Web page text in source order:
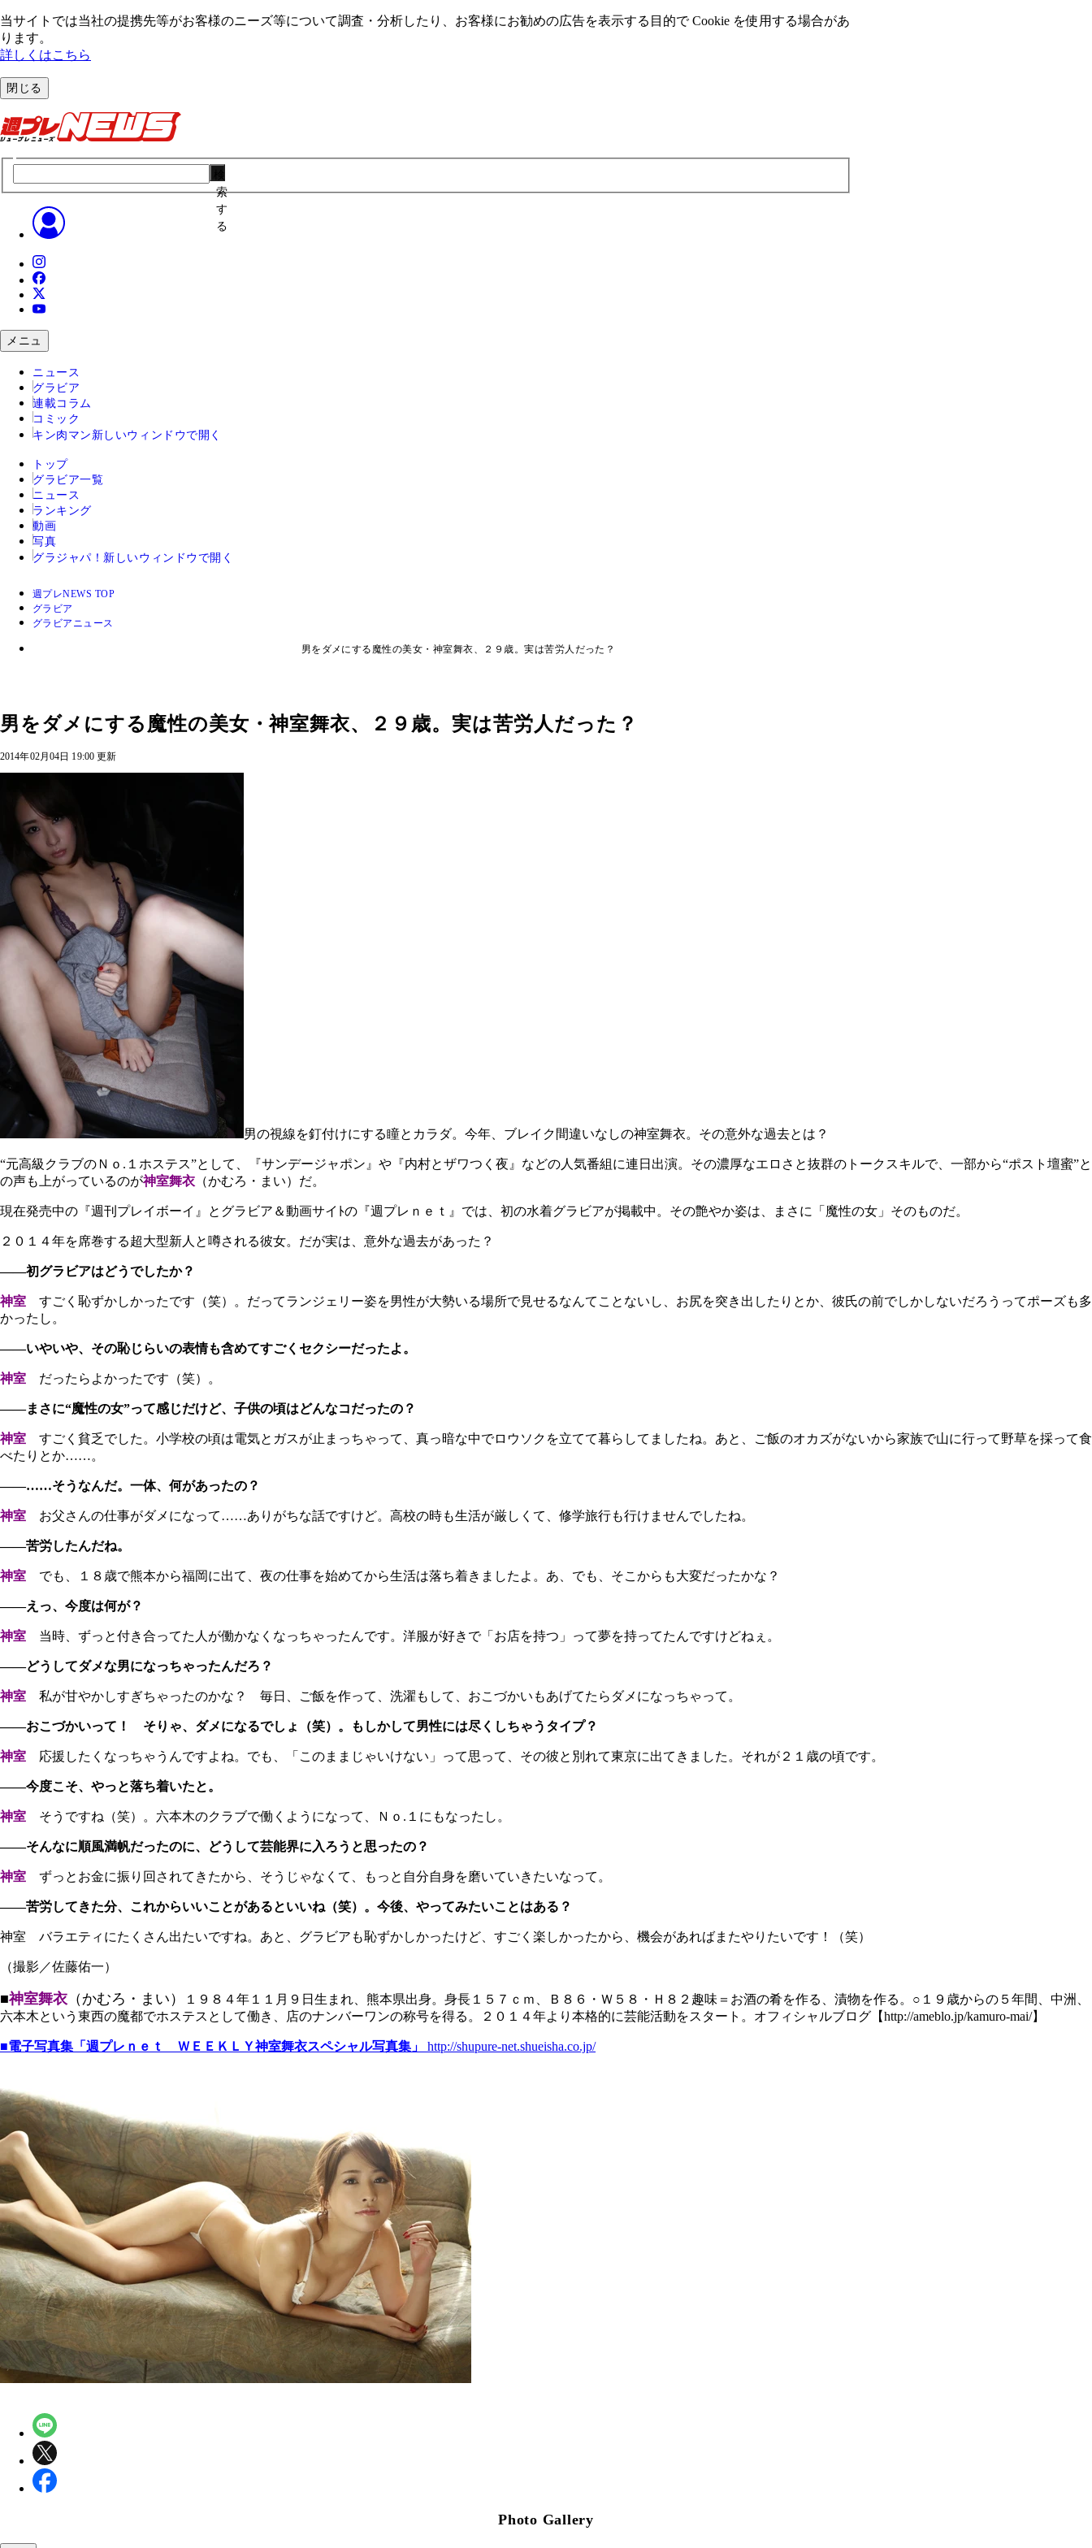
当サイトでは当社の提携先等がお客様のニーズ等について調査・分析したり、お客様にお勧めの広告を表⽰する⽬的で Cookie を使⽤する場合があ
ります。
詳しくはこちら
閉じる
索
す
る
メニュ
ニュース
グラビア
連載コラム
コミック
キン肉マン 新しいウィンドウで開く
トップ
グラビア一覧
ニュース
ランキング
動画
写真
グラジャパ！ 新しいウィンドウで開く
週プレNEWS TOP
グラビア
グラビアニュース
男をダメにする魔性の美女・神室舞衣、２９歳。実は苦労人だった？
男をダメにする魔性の美女・神室舞衣、２９歳。実は苦労人だった？
2014年02月04日 19:00 更新
男の視線を釘付けにする瞳とカラダ。今年、ブレイク間違いなしの神室舞衣。その意外な過去とは？
“元高級クラブのＮｏ.１ホステス”として、『サンデージャポン』や『内村とザワつく夜』などの人気番組に連日出演。その濃厚なエロさと抜群のトークスキルで、一部から“ポスト壇蜜”と
の声も上がっているのが神室舞衣 （かむろ・まい）だ。
現在発売中の『週刊プレイボーイ』とグラビア＆動画サイﾄの『週プレｎｅｔ』では、初の水着グラビアが掲載中。その艶やか姿は、まさに「魔性の女」そのものだ。
２０１４年を席巻する超大型新人と噂される彼女。だが実は、意外な過去があった？
――初グラビアはどうでしたか？
神室 すごく恥ずかしかったです（笑）。だってランジェリー姿を男性が大勢いる場所で見せるなんてことないし、お尻を突き出したりとか、彼氏の前でしかしないだろうってポーズも多
かったし。
――いやいや、その恥じらいの表情も含めてすごくセクシーだったよ。
神室 だったらよかったです（笑）。
――まさに“魔性の女”って感じだけど、子供の頃はどんなコだったの？
神室 すごく貧乏でした。小学校の頃は電気とガスが止まっちゃって、真っ暗な中でロウソクを立てて暮らしてましたね。あと、ご飯のオカズがないから家族で山に行って野草を採って食
べたりとか……。
――……そうなんだ。一体、何があったの？
神室 お父さんの仕事がダメになって……ありがちな話ですけど。高校の時も生活が厳しくて、修学旅行も行けませんでしたね。
――苦労したんだね。
神室 でも、１８歳で熊本から福岡に出て、夜の仕事を始めてから生活は落ち着きましたよ。あ、でも、そこからも大変だったかな？
――えっ、今度は何が？
神室 当時、ずっと付き合ってた人が働かなくなっちゃったんです。洋服が好きで「お店を持つ」って夢を持ってたんですけどねぇ。
――どうしてダメな男になっちゃったんだろ？
神室 私が甘やかしすぎちゃったのかな？ 毎日、ご飯を作って、洗濯もして、おこづかいもあげてたらダメになっちゃって。
――おこづかいって！ そりゃ、ダメになるでしょ（笑）。もしかして男性には尽くしちゃうタイプ？
神室 応援したくなっちゃうんですよね。でも、「このままじゃいけない」って思って、その彼と別れて東京に出てきました。それが２１歳の頃です。
――今度こそ、やっと落ち着いたと。
神室 そうですね（笑）。六本木のクラブで働くようになって、Ｎｏ.１にもなったし。
――そんなに順風満帆だったのに、どうして芸能界に入ろうと思ったの？
神室 ずっとお金に振り回されてきたから、そうじゃなくて、もっと自分自身を磨いていきたいなって。
――苦労してきた分、これからいいことがあるといいね（笑）。今後、やってみたいことはある？
神室 バラエティにたくさん出たいですね。あと、グラビアも恥ずかしかったけど、すごく楽しかったから、機会があればまたやりたいです！（笑）
（撮影／佐藤佑一）
■神室舞衣 （かむろ・まい）
１９８４年１１月９日生まれ、熊本県出身。身長１５７ｃｍ、Ｂ８６・Ｗ５８・Ｈ８２趣味＝お酒の肴を作る、漬物を作る。○１９歳からの５年間、中洲、
六本木という東西の魔都でホステスとして働き、店のナンバーワンの称号を得る。２０１４年より本格的に芸能活動をスタート。オフィシャルブログ【http://ameblo.jp/kamuro-mai/】
■電子写真集「週プレｎｅｔ ＷＥＥＫＬＹ神室舞衣スペシャル写真集」 http://shupure-net.shueisha.co.jp/
Photo Gallery